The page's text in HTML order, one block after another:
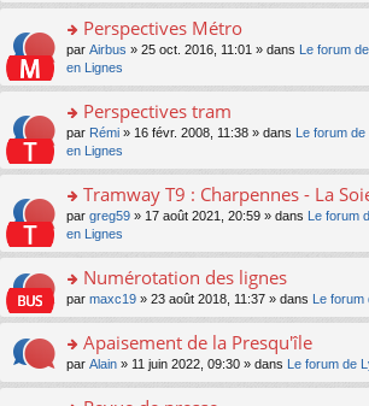
ré
c
e
nt
lu
le
u
c
e
nt
n
o
n
lu
le
u
c
e
nt
e
s
s
a
n
o
n
lu
le
u
c
e
nt
er
le
m
e
s
s
a
n
o
n
lu
le
u
ré
c
e
o
n
s
er
le
m
e
s
s
a
n
o
n
lu
pl
Perspectives Métro
par Airbus » 25 oct. 2016, 11:01 » dans
Le forum
en Lignes
o
n
s
er
le
m
e
s
s
e
n
o
Perspectives tram
par Rémi » 16 févr. 2008, 11:38 » dans
Le forum
en Lignes
o
n
s
er
le
m
e
s
Tramway T9 : Charpennes - La
par greg59 » 17 août 2021, 20:59 » dans
Le forum
en Lignes
o
n
ult
er
le
Numérotation des lignes
par maxc19 » 23 août 2018, 11:37 » dans Le
o
n
Apaisement de la Presqu'île
par Alain » 11 juin 2022, 09:30 » dans Le forum de